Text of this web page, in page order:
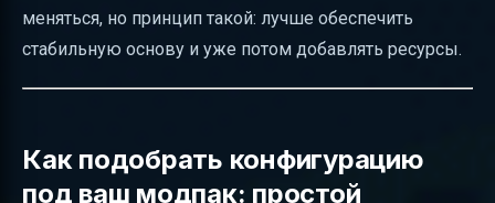
меняться, но принцип такой: лучше обеспечить
стабильную основу и уже потом добавлять ресурсы.
Как подобрать конфигурацию
под ваш модпак: простой